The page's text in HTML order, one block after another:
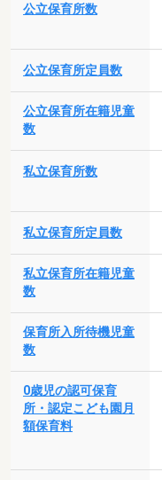
公立保育所数
公立保育所定員数
公立保育所在籍児童
数
私立保育所数
私立保育所定員数
私立保育所在籍児童
数
保育所入所待機児童
数
0歳児の認可保育
所・認定こども園月
額保育料